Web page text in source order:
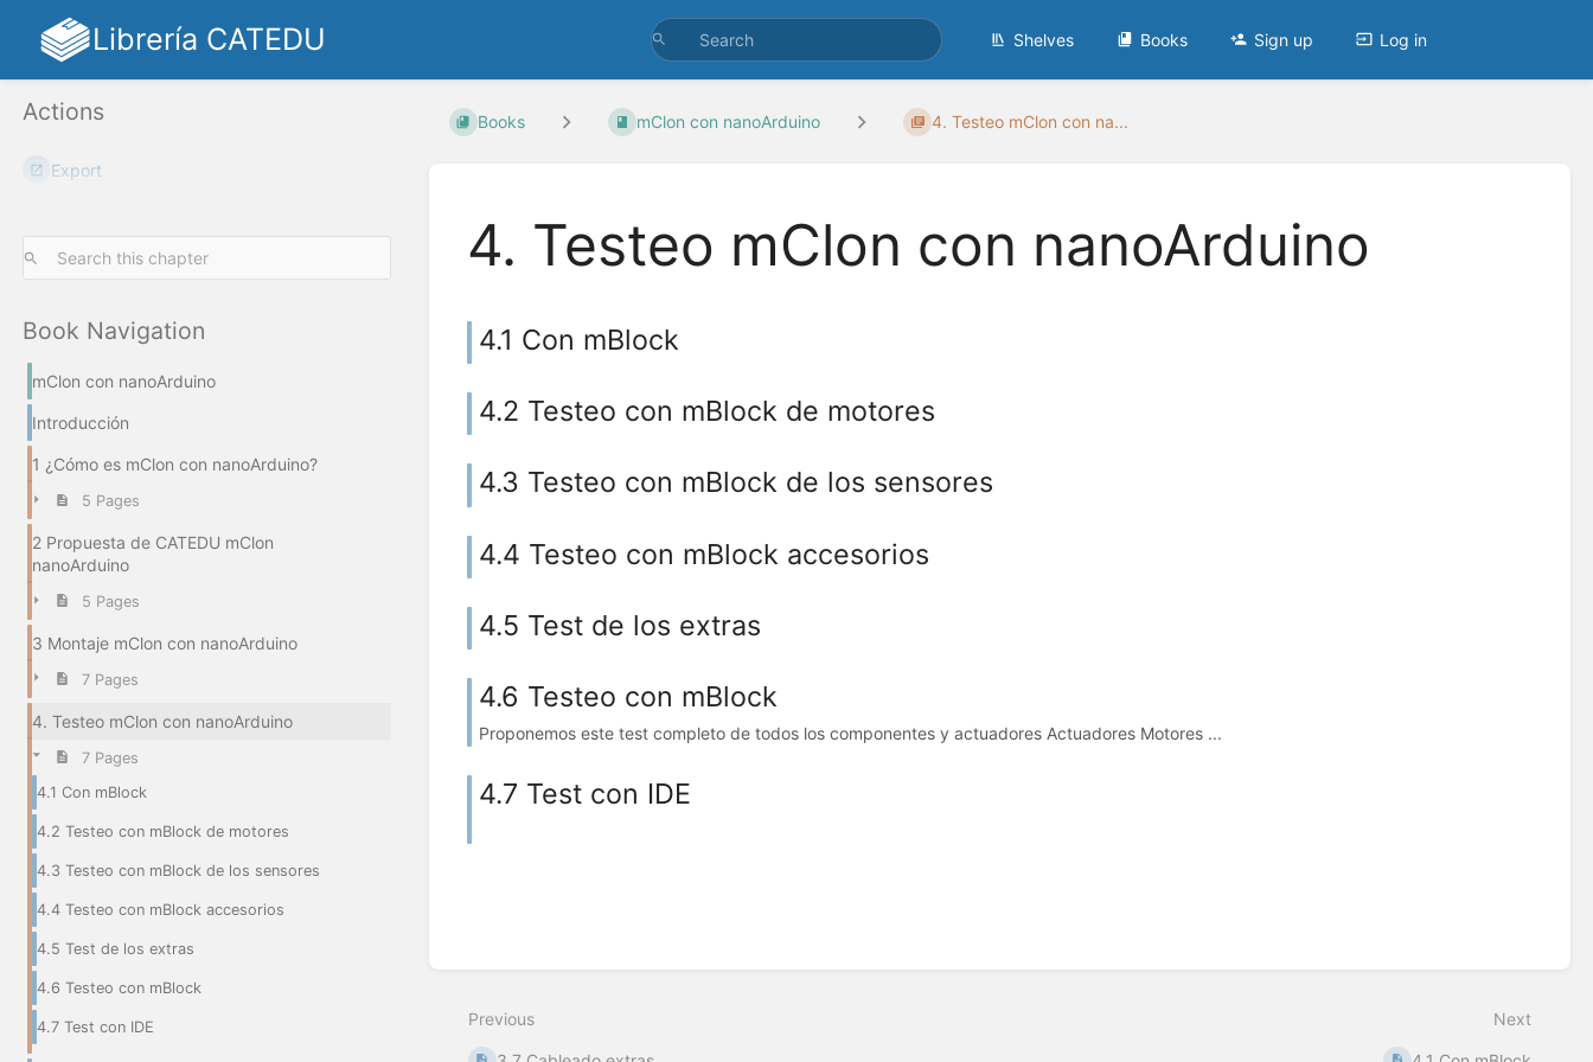
Librería CATEDU Shelves Books Sign up Log in
Actions
Export
Book Navigation
mClon con nanoArduino
Introducción
1 ¿Cómo es mClon con nanoArduino?
5 Pages
2 Propuesta de CATEDU mClon
nanoArduino
5 Pages
3 Montaje mClon con nanoArduino
7 Pages
4. Testeo mClon con nanoArduino
7 Pages
4.1 Con mBlock
4.2 Testeo con mBlock de motores
4.3 Testeo con mBlock de los sensores
4.4 Testeo con mBlock accesorios
4.5 Test de los extras
4.6 Testeo con mBlock
4.7 Test con IDE
Books mClon con nanoArduino 4. Testeo mClon con na...
4. Testeo mClon con nanoArduino
4.1 Con mBlock
4.2 Testeo con mBlock de motores
4.3 Testeo con mBlock de los sensores
4.4 Testeo con mBlock accesorios
4.5 Test de los extras
4.6 Testeo con mBlock
Proponemos este test completo de todos los componentes y actuadores Actuadores Motores ...
4.7 Test con IDE
Previous Next